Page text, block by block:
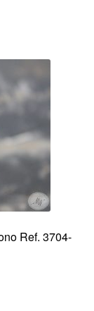
Ref. 3704-